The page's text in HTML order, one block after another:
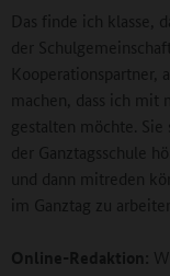
Das finde ich klasse,
der
Kooperationspartner,
machen, dass ich
gestalten möchte.
der Ganztagsschule
und dann mitreden
im Ganztag zu
Online-Redaktion: